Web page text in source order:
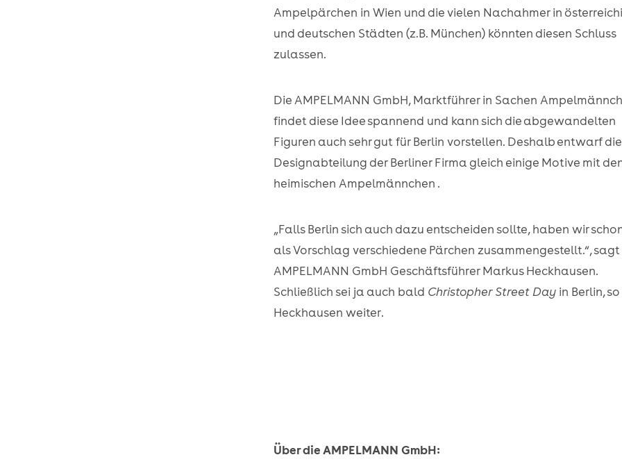
Ampelpärchen in Wien und die vielen Nachahmer in
und deutschen Städten (z.B. München) könnten diesen Schluss
zulassen.
Die AMPELMANN GmbH, Marktführer in Sachen
findet diese Idee spannend und kann sich die abgewandelten
Figuren auch sehr gut für Berlin vorstellen. Deshalb entwarf die
Designabteilung der Berliner Firma gleich einige Motive mit
heimischen Ampelmännchen .
„Falls Berlin sich auch dazu entscheiden sollte, haben wir
als Vorschlag verschiedene Pärchen zusammengestellt.“, sagt
AMPELMANN GmbH Geschäftsführer Markus Heckhausen.
Schließlich sei ja auch bald Christopher Street Day in Berlin, so
Heckhausen weiter.
Über die AMPELMANN GmbH: